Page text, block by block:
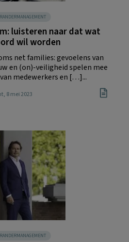
luisteren naar dat wat
wil worden
net families: gevoelens van
en (on)-veiligheid spelen mee
medewerkers en […]...
, 8 mei 2023